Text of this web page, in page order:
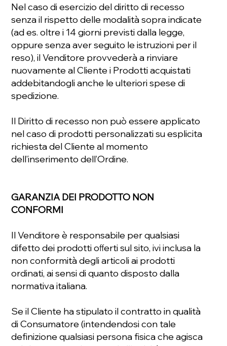
Nel caso di esercizio del diritto di recesso
senza il rispetto delle modalità sopra indicate
(ad es. oltre i 14 giorni previsti dalla legge,
oppure senza aver seguito le istruzioni per il
reso), il Venditore provvederà a rinviare
nuovamente al Cliente i Prodotti acquistati
addebitandogli anche le ulteriori spese di
spedizione.
Il Diritto di recesso non può essere applicato
nel caso di prodotti personalizzati su esplicita
richiesta del Cliente al momento
dell’inserimento dell’Ordine.
GARANZIA DEI PRODOTTO NON
CONFORMI
Il Venditore è responsabile per qualsiasi
difetto dei prodotti oﬀerti sul sito, ivi inclusa la
non conformità degli articoli ai prodotti
ordinati, ai sensi di quanto disposto dalla
normativa italiana.
Se il Cliente ha stipulato il contratto in qualità
di Consumatore (intendendosi con tale
definizione qualsiasi persona fisica che agisca